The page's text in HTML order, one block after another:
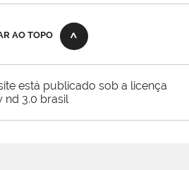
AO TOPO
está publicado sob a licença
nd 3.0 brasil